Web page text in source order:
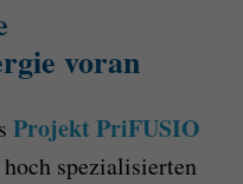
voran
Projekt PriFUSIO
spezialisierten